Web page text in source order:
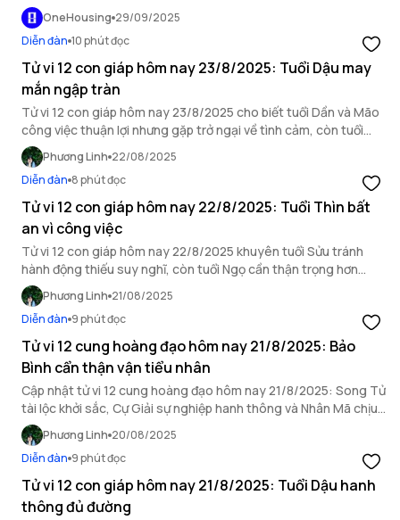
OneHousing 29/09/2025
Diễn đàn 10 phút đọc
Tử vi 12 con giáp hôm nay 23/8/2025: Tuổi Dậu may
mắn ngập tràn
Tử vi 12 con giáp hôm nay 23/8/2025 cho biết tuổi Dần và Mão
công việc thuận lợi nhưng gặp trở ngại về tình cảm, còn tuổi
Dậu may mắn ngập tràn.
Phương Linh 22/08/2025
Diễn đàn 8 phút đọc
Tử vi 12 con giáp hôm nay 22/8/2025: Tuổi Thìn bất
an vì công việc
Tử vi 12 con giáp hôm nay 22/8/2025 khuyên tuổi Sửu tránh
hành động thiếu suy nghĩ, còn tuổi Ngọ cần thận trọng hơn
trong mối quan hệ xã giao.
Phương Linh 21/08/2025
Diễn đàn 9 phút đọc
Tử vi 12 cung hoàng đạo hôm nay 21/8/2025: Bảo
Bình cẩn thận vận tiểu nhân
Cập nhật tử vi 12 cung hoàng đạo hôm nay 21/8/2025: Song Tử
tài lộc khởi sắc, Cự Giải sự nghiệp hanh thông và Nhân Mã chịu
ảnh hưởng bởi hung vận.
Phương Linh 20/08/2025
Diễn đàn 9 phút đọc
Tử vi 12 con giáp hôm nay 21/8/2025: Tuổi Dậu hanh
thông đủ đường